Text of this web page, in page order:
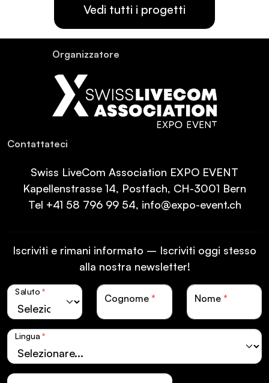
Vedi tutti i progetti
Or­ganiz­za­tore
Con­tat­ta­teci
Swiss LiveCom Association EXPO EVENT
Kapellenstrasse 14, Postfach, CH-3001 Bern
Tel +41 58 796 99 54, info@expo-event.ch
Iscriviti e rimani informato – Iscriviti oggi stesso
alla nostra newsletter!
Saluto *
Cognome * Nome *
Lingua *